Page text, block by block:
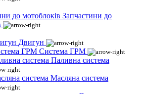
Запчастини до
Двигун
Система ГРМ
Паливна система
Масляна система